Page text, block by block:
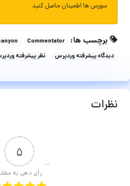
سورس ها اطمینان حاصل کنید
برچسب ها: Commentator
دیدگاه پیشرفته وردپرس
نظر پیشرفته
نظرات
۵
رأی دهی به